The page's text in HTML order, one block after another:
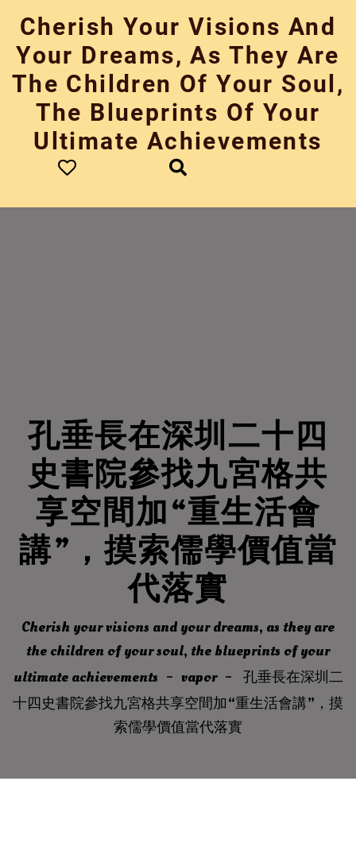
content
Cherish Your Visions And
Your Dreams, As They Are
The Children Of Your Soul,
The Blueprints Of Your
Ultimate Achievements
孔垂長在深圳二十四
史書院參找九宮格共
享空間加“重生活會
講”，摸索儒學價值當
代落實
Cherish your visions and your dreams, as they are
the children of your soul, the blueprints of your
ultimate achievements
vapor
孔垂長在深圳二
十四史書院參找九宮格共享空間加“重生活會講”，摸
索儒學價值當代落實